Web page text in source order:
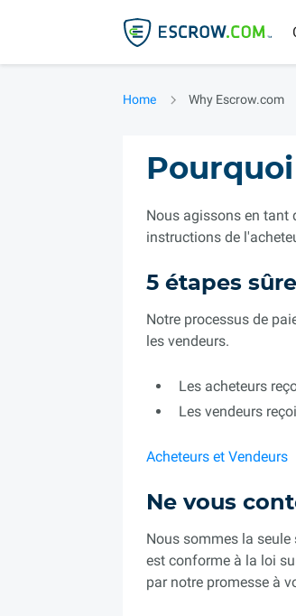
Home Why Escrow.com
Nous agissons en tant
instructions de
5 étapes
Notre processus de
les vendeurs.
Les acheteurs
Les vendeurs
Acheteurs et Vendeurs
Ne vous
Nous sommes la seule
est conforme à la loi
par notre promesse à